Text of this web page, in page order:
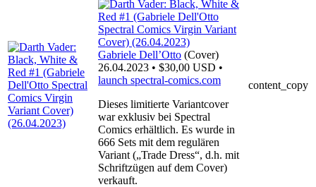
Gabriele Dell’Otto (Cover)
26.04.2023 • $30,00 USD •
launch spectral-comics.com
Dieses limitierte Variantcover
war exklusiv bei Spectral
Comics erhältlich. Es wurde in
666 Sets mit dem regulären
Variant („Trade Dress“, d.h. mit
Schriftzügen auf dem Cover)
verkauft.
content_copy